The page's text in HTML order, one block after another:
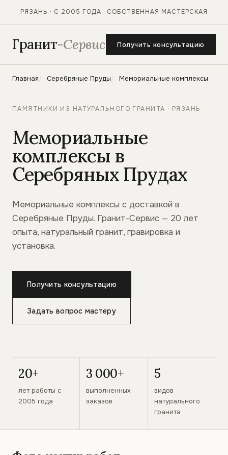
РЯЗАНЬ · С 2005 ГОДА · СОБСТВЕННАЯ МАСТЕРСКАЯ
Гранит-Сервис Получить консультацию
Главная Серебряные Пруды Мемориальные комплексы
ПАМЯТНИКИ ИЗ НАТУРАЛЬНОГО ГРАНИТА · РЯЗАНЬ
Мемориальные
комплексы в
Серебряных Прудах
Мемориальные комплексы с доставкой в
Серебряные Пруды. Гранит-Сервис — 20 лет
опыта, натуральный гранит, гравировка и
установка.
Получить консультацию
Задать вопрос мастеру
20+
лет работы с
2005 года
3 000+
выполненных
заказов
5
видов
натурального
гранита